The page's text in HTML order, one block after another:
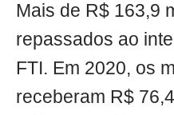
Mais de R$ 163,9
repassados ao
FTI. Em 2020, os
receberam R$